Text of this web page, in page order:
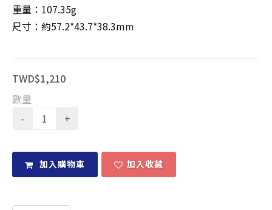
重量：107.35g
尺寸：約57.2*43.7*38.3mm
TWD$1,210
數量
加入購物車 加入收藏